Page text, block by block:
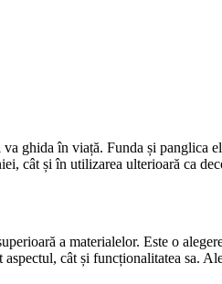
ghida în viață. Funda și panglica
cât și în utilizarea ulterioară ca
a materialelor. Este o
cât și funcționalitatea sa.